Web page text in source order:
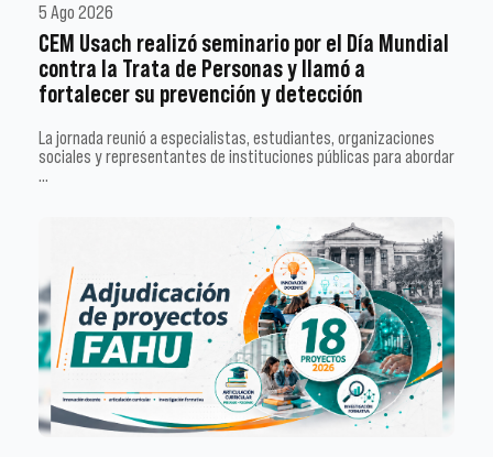
5 Ago 2026
CEM Usach realizó seminario por el Día Mundial
contra la Trata de Personas y llamó a
fortalecer su prevención y detección
La jornada reunió a especialistas, estudiantes, organizaciones
sociales y representantes de instituciones públicas para abordar
…